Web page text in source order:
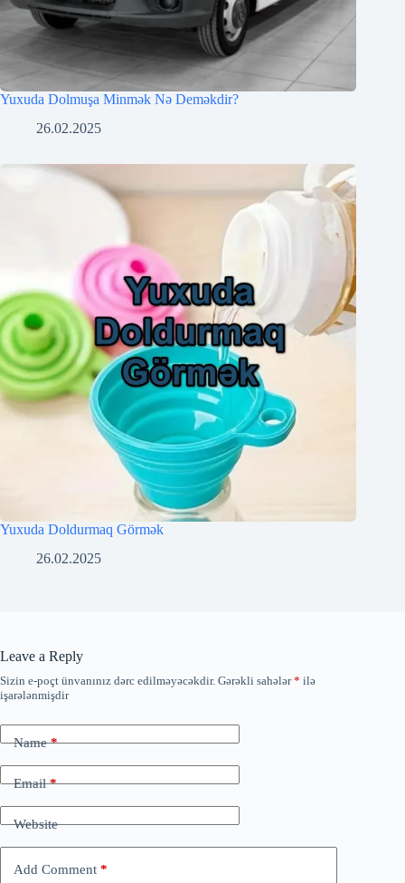
Yuxuda Dolmuşa Minmək Nə Deməkdir?
26.02.2025
Yuxuda Doldurmaq Görmək
26.02.2025
Leave a Reply
Sizin e-poçt ünvanınız dərc edilməyəcəkdir. Gərəkli sahələr* ilə
işarələnmişdir
Name*
Email*
Website
Add Comment *